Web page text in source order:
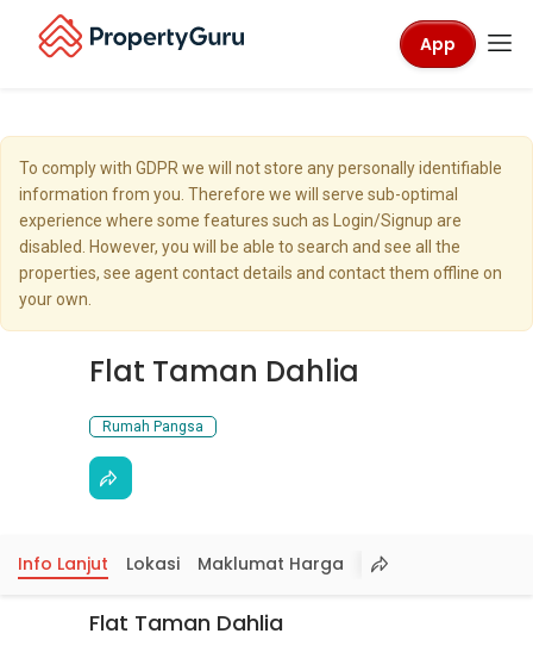
App
To comply with GDPR we will not store any personally identifiable
information from you. Therefore we will serve sub-optimal
experience where some features such as Login/Signup are
disabled. However, you will be able to search and see all the
properties, see agent contact details and contact them offline on
your own.
Flat Taman Dahlia
Rumah Pangsa
Info Lanjut Lokasi Maklumat Harga
Flat Taman Dahlia